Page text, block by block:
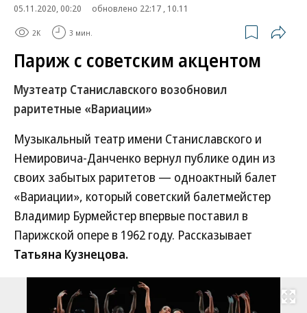
05.11.2020, 00:20
обновлено 22:17 , 10.11
2K 3 мин.
Париж с советским акцентом
Музтеатр Станиславского возобновил
раритетные «Вариации»
Музыкальный театр имени Станиславского и
Немировича-Данченко вернул публике один из
своих забытых раритетов — одноактный балет
«Вариации», который советский балетмейстер
Владимир Бурмейстер впервые поставил в
Парижской опере в 1962 году. Рассказывает
Татьяна Кузнецова.
Развернуть